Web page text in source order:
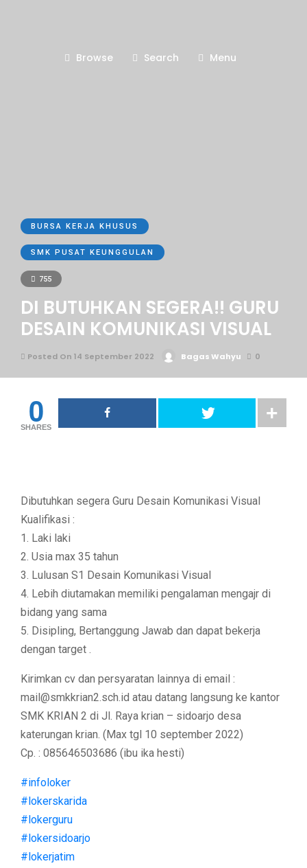
Browse Search Menu
BURSA KERJA KHUSUS
SMK PUSAT KEUNGGULAN
755
DI BUTUHKAN SEGERA!! GURU
DESAIN KOMUNIKASI VISUAL
Posted On 14 September 2022 Bagas Wahyu 0
0
SHARES
Dibutuhkan segera Guru Desain Komunikasi Visual
Kualifikasi :
1. Laki laki
2. Usia max 35 tahun
3. Lulusan S1 Desain Komunikasi Visual
4. Lebih diutamakan memiliki pengalaman mengajr di
bidang yang sama
5. Disipling, Bertanggung Jawab dan dapat bekerja
dengan target .
Kirimkan cv dan persyaratan lainnya di email :
mail@smkkrian2.sch.id atau datang langsung ke kantor
SMK KRIAN 2 di Jl. Raya krian – sidoarjo desa
katerungan krian. (Max tgl 10 september 2022)
Cp. : 085646503686 (ibu ika hesti)
#infoloker
#lokerskarida
#lokerguru
#lokersidoarjo
#lokerjatim